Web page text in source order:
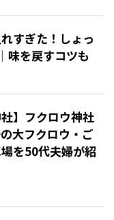
すぎた！しょっ
味を戻すコツも
】フクロウ神社
大フクロウ・ご
を50代夫婦が紹